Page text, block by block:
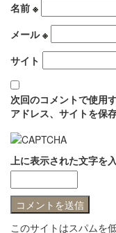
名前 ※
メール※
サイト
次回のコメントで使用
アドレス、サイトを保存
上に表示された文字を
このサイトはスパムを